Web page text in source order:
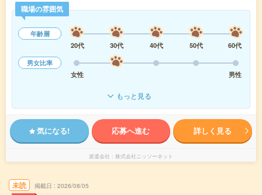
職場の雰囲気
年齢層
20代
30代 40代 50代
60代
男女比率
女性
男性
もっと見る
気になる! 応募へ進む 詳しく見る
派遣会社 株式会社ニッソーネット
未読 掲載日 2026/08/05